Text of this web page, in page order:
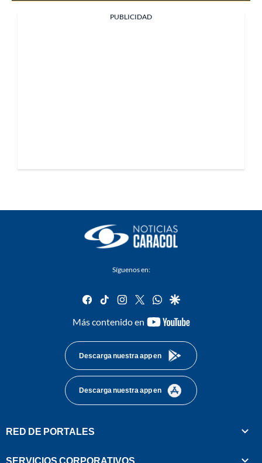
PUBLICIDAD
Síguenos en:
facebook
tiktok instagram
twitterwhatsapp
google
Más contenido en
youtube-
Descarga nuestra app en
Descarga nuestra app en
RED DE PORTALES
SERVICIOS CORPORATIVOS